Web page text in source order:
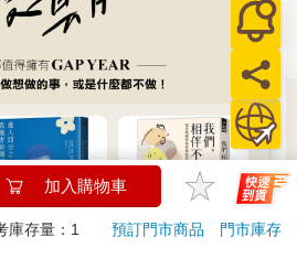
是火車、公車或飛機上，當然還包括
的機會才對。
話或電子郵件讓遠隔兩地的人瞬間取
對於愛苗的滋長與維護是好是壞，但
機會，實在令人難以信服。
邂逅的人，事實上不過就是「即使遇
／不想去注意」的人。我們一開始看
自己雖然嚮往婚姻，卻沒有遇上命運
，其實是為了將認識的人從戀愛和結
的機會，卻非得認為沒有，原因之一
加入購物車
庫存量：1 預訂門市商品
門市庫存